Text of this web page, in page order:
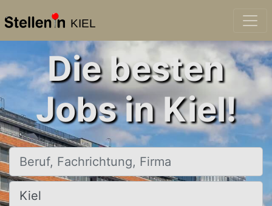
KIEL
Die besten
Jobs in Kiel!
Beruf, Fachrichtung, Firma
Ort, Stadt